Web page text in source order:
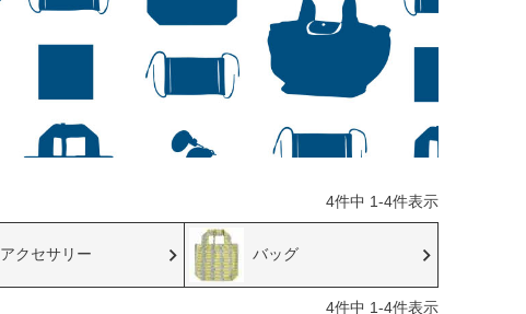
4件中 1-4件表示
アクセサリー バッグ
4件中 1-4件表示